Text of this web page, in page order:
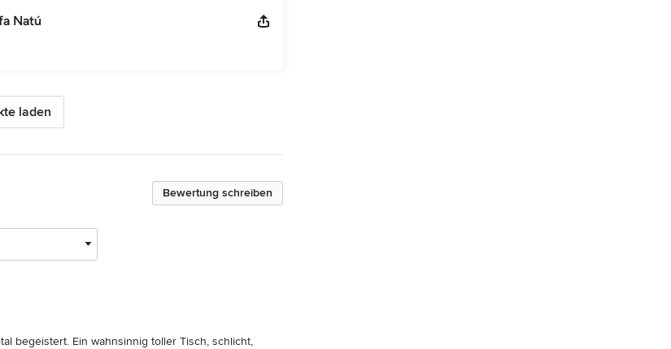
Natú
laden
Bewertung schreiben
begeistert. Ein wahnsinnig toller Tisch, schlicht,